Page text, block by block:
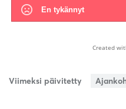
En tykännyt
Created
Viimeksi päivitetty